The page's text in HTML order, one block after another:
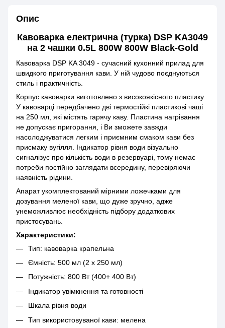
Опис
Кавоварка електрична (турка) DSP KA3049
на 2 чашки 0.5L 800W 800W Black-Gold
Кавоварка DSP KA 3049 - сучасний кухонний прилад для
швидкого приготування кави. У ній чудово поєднуються
стиль і практичність.
Корпус кавоварки виготовлено з високоякісного пластику.
У кавоварці передбачено дві термостійкі пластикові чаші
на 250 мл, які містять гарячу каву. Пластина нагрівання
не допускає пригорання, і Ви зможете завжди
насолоджуватися легким і приємним смаком кави без
присмаку вугілля. Індикатор рівня води візуально
сигналізує про кількість води в резервуарі, тому немає
потреби постійно заглядати всередину, перевіряючи
наявність рідини.
Апарат укомплектований мірними ложечками для
дозування меленої кави, що дуже зручно, адже
унеможливлює необхідність підбору додаткових
пристосувань.
Характеристики:
Тип: кавоварка крапельна
Ємність: 500 мл (2 х 250 мл)
Потужність: 800 Вт (400+ 400 Вт)
Індикатор увімкнення та готовності
Шкала рівня води
Тип використовуваної кави: мелена